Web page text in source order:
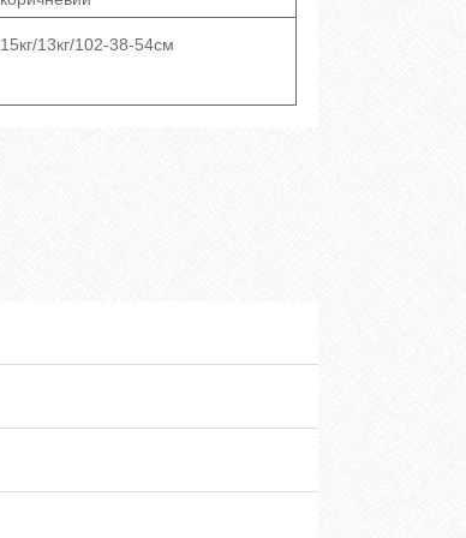
15кг/13кг/102-38-54см